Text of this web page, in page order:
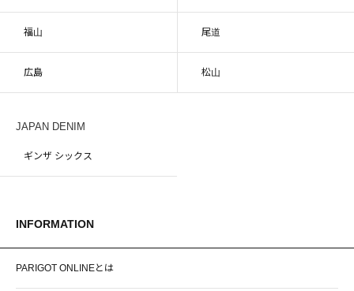
福山 尾道
広島 松山
JAPAN DENIM
ギンザ シックス
INFORMATION
PARIGOT ONLINEとは